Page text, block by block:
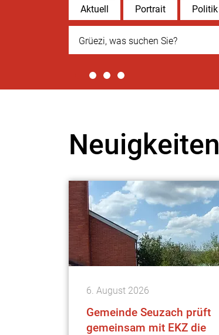
Direktzugriffe
Aktuell Portrait Politik
Suche
Neuigkeiten
6. August 2026
Gemeinde Seuzach prüft
gemeinsam mit EKZ die